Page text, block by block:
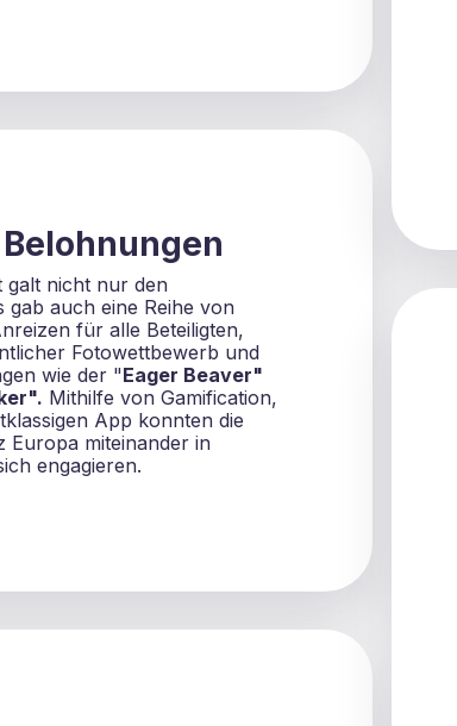
galt nicht nur den
gab auch eine Reihe von
für alle Beteiligten,
Fotowettbewerb und
wie der "Eager Beaver"
Mithilfe von Gamification,
App konnten die
Europa miteinander in
engagieren.